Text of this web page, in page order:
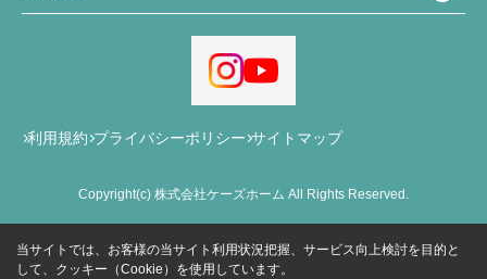
利用規約 プライバシーポリシー サイトマップ
Copyright(c) 株式会社ケーズホーム All Rights Reserved.
当サイトでは、お客様の当サイト利用状況把握、サービス向上検討を目的と
して、クッキー（Cookie）を使用しています。